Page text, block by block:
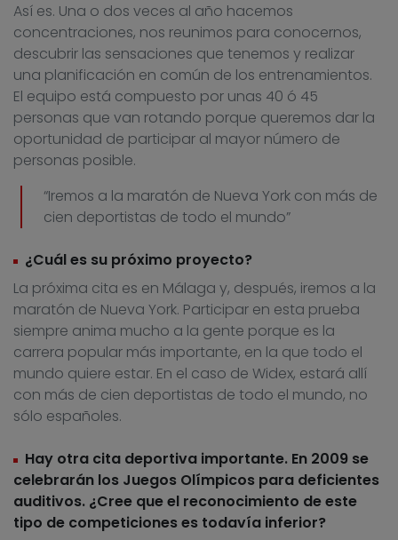
Así es. Una o dos veces al año hacemos
concentraciones, nos reunimos para conocernos,
descubrir las sensaciones que tenemos y realizar
una planificación en común de los entrenamientos.
El equipo está compuesto por unas 40 ó 45
personas que van rotando porque queremos dar la
oportunidad de participar al mayor número de
personas posible.
“Iremos a la maratón de Nueva York con más de
cien deportistas de todo el mundo”
¿Cuál es su próximo proyecto?
La próxima cita es en Málaga y, después, iremos a la
maratón de Nueva York. Participar en esta prueba
siempre anima mucho a la gente porque es la
carrera popular más importante, en la que todo el
mundo quiere estar. En el caso de Widex, estará allí
con más de cien deportistas de todo el mundo, no
sólo españoles.
Hay otra cita deportiva importante. En 2009 se
celebrarán los Juegos Olímpicos para deficientes
auditivos. ¿Cree que el reconocimiento de este
tipo de competiciones es todavía inferior?